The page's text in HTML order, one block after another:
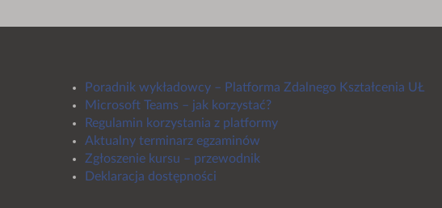
Poradnik wykładowcy – Platforma Zdalnego Kształcenia UŁ
Microsoft Teams – jak korzystać?
Regulamin korzystania z platformy
Aktualny terminarz egzaminów
Zgłoszenie kursu – przewodnik
Deklaracja dostępności